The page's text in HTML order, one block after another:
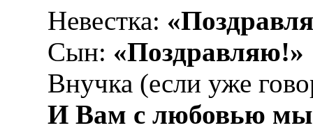
Невестка:
Сын: «Поздравляю!»
Внучка (если уже
И Вам с любовью мы